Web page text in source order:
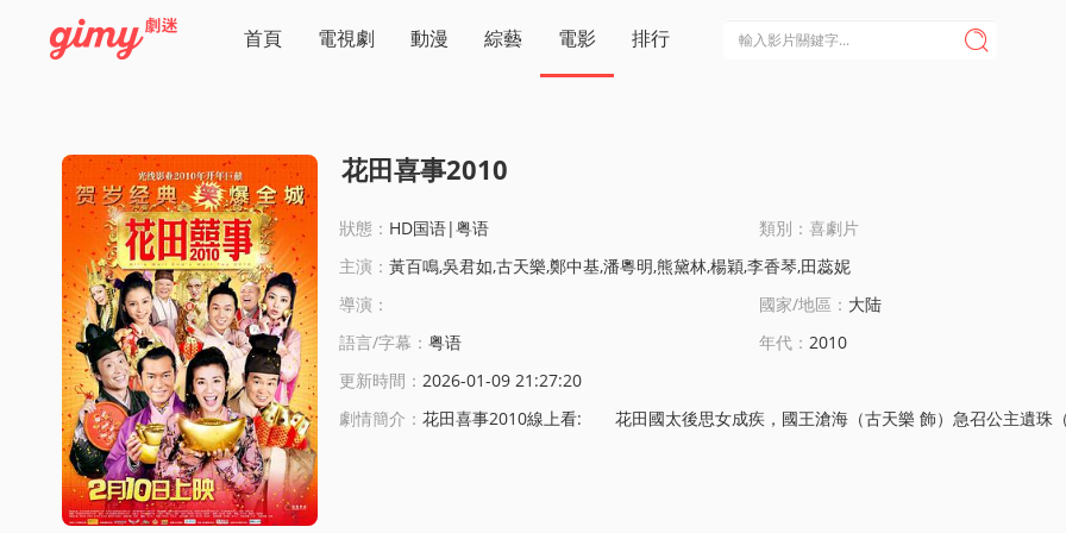
首頁 電視劇 動漫 綜藝 電影 排行 
花田喜事2010
狀態： HD国语|粤语
類別：喜劇片
主演： 黃百鳴,吳君如,古天樂,鄭中基,潘粵明,熊黛林,楊穎,李香琴,田蕊妮
導演：
國家/地區： 大陆
語言/字幕： 粤语 年代： 2010
更新時間： 2026-01-09 21:27:20
劇情簡介： 花田喜事2010線上看: 花田國太後思女成疾，國王滄海（古天樂 飾）急召公主遺珠（楊穎 飾）廻國沖喜。遺珠公主前往中原學習多年，竝與中原護花大將軍麥炳榮（鄭中基 飾）私定終身。在大將軍護送公主廻國途中，